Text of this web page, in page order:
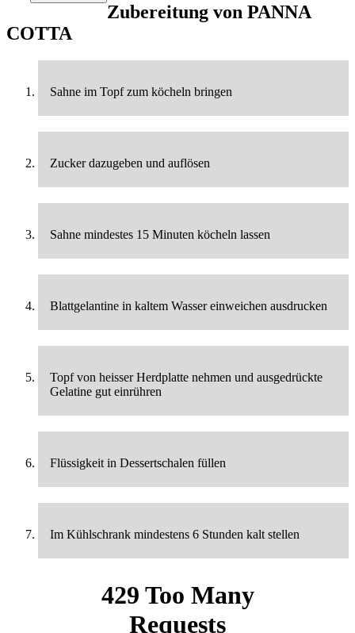
Zubereitung von PANNA
COTTA
Sahne im Topf zum köcheln bringen
Zucker dazugeben und auflösen
Sahne mindestes 15 Minuten köcheln lassen
Blattgelantine in kaltem Wasser einweichen ausdrucken
Topf von heisser Herdplatte nehmen und ausgedrückte
Gelatine gut einrühren
Flüssigkeit in Dessertschalen füllen
Im Kühlschrank mindestens 6 Stunden kalt stellen